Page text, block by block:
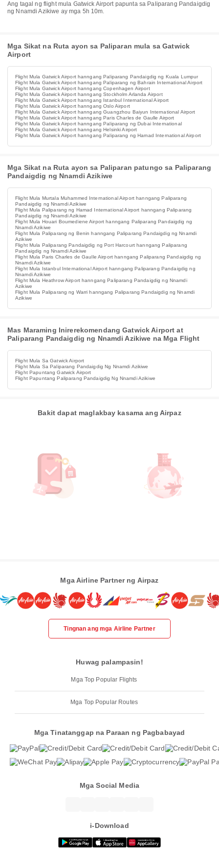
Ang tagal ng flight mula Gatwick Airport papunta sa Paliparang Pandaigdig
ng Nnamdi Azikiwe ay mga 5h 10m.
Mga Sikat na Ruta ayon sa Paliparan mula sa Gatwick
Airport
Flight Mula Gatwick Airport hanngang Paliparang Pandaigdig ng Kuala Lumpur
Flight Mula Gatwick Airport hanngang Paliparang ng Bahrain International Airport
Flight Mula Gatwick Airport hanngang Copenhagen Airport
Flight Mula Gatwick Airport hanngang Stockholm Arlanda Airport
Flight Mula Gatwick Airport hanngang Istanbul International Airport
Flight Mula Gatwick Airport hanngang Oslo Airport
Flight Mula Gatwick Airport hanngang Guangzhou Baiyun International Airport
Flight Mula Gatwick Airport hanngang Paris Charles de Gaulle Airport
Flight Mula Gatwick Airport hanngang Paliparang ng Dubai International
Flight Mula Gatwick Airport hanngang Helsinki Airport
Flight Mula Gatwick Airport hanngang Paliparang ng Hamad International Airport
Mga Sikat na Ruta ayon sa Paliparan patungo sa Paliparang
Pandaigdig ng Nnamdi Azikiwe
Flight Mula Murtala Muhammed International Airport hanngang Paliparang
Pandaigdig ng Nnamdi Azikiwe
Flight Mula Paliparang ng Hamad International Airport hanngang Paliparang
Pandaigdig ng Nnamdi Azikiwe
Flight Mula Houari Boumediene Airport hanngang Paliparang Pandaigdig ng
Nnamdi Azikiwe
Flight Mula Paliparang ng Benin hanngang Paliparang Pandaigdig ng Nnamdi
Azikiwe
Flight Mula Paliparang Pandaigdig ng Port Harcourt hanngang Paliparang
Pandaigdig ng Nnamdi Azikiwe
Flight Mula Paris Charles de Gaulle Airport hanngang Paliparang Pandaigdig ng
Nnamdi Azikiwe
Flight Mula Istanbul International Airport hanngang Paliparang Pandaigdig ng
Nnamdi Azikiwe
Flight Mula Heathrow Airport hanngang Paliparang Pandaigdig ng Nnamdi
Azikiwe
Flight Mula Paliparang ng Warri hanngang Paliparang Pandaigdig ng Nnamdi
Azikiwe
Mas Maraming Inirerekomendang Gatwick Airport at
Paliparang Pandaigdig ng Nnamdi Azikiwe na Mga Flight
Flight Mula Sa Gatwick Airport
Flight Mula Sa Paliparang Pandaigdig Ng Nnamdi Azikiwe
Flight Papuntang Gatwick Airport
Flight Papuntang Paliparang Pandaigdig Ng Nnamdi Azikiwe
Bakit dapat maglakbay kasama ang Airpaz
Mga Airline Partner ng Airpaz
Tingnan ang mga Airline Partner
Huwag palampasin!
Mga Top Popular Flights
Mga Top Popular Routes
Mga Tinatanggap na Paraan ng Pagbabayad
Mga Social Media
i-Download